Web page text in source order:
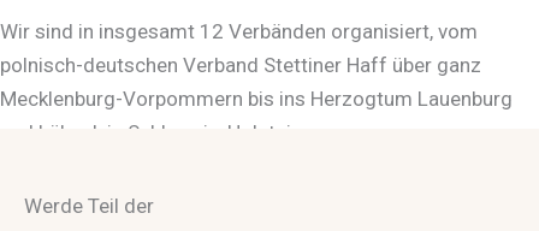
Wir sind in insgesamt 12 Verbänden organisiert, vom
polnisch-deutschen Verband Stettiner Haff über ganz
Mecklenburg-Vorpommern bis ins Herzogtum Lauenburg
und Lübeck in Schleswig-Holstein.
Werde Teil der